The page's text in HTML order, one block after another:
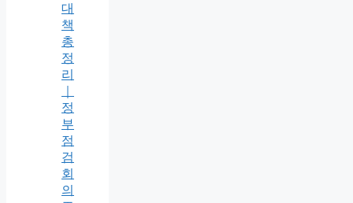
대
책
총
정
리
정
부
점
검
회
의